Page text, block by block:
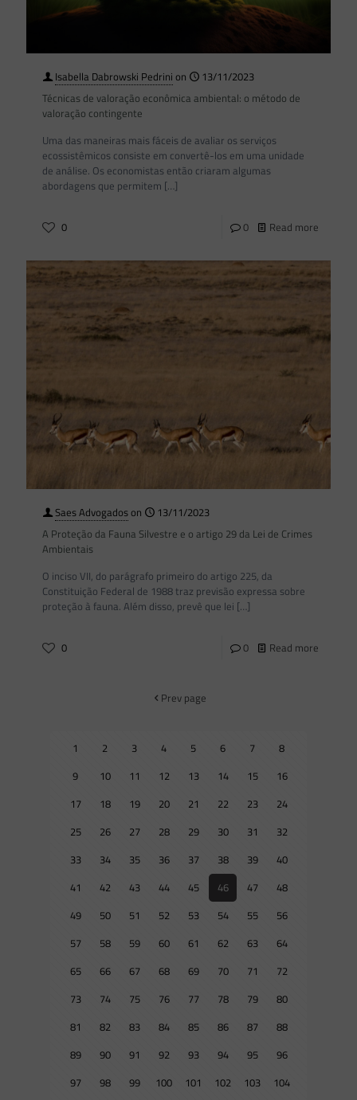
Isabella Dabrowski Pedrini on
13/11/2023
Técnicas de valoração econômica ambiental: o método de
valoração contingente
Uma das maneiras mais fáceis de avaliar os serviços
ecossistêmicos consiste em convertê-los em uma unidade
de análise. Os economistas então criaram algumas
abordagens que permitem […]
0 0 Read more
Saes Advogadoson
13/11/2023
A Proteção da Fauna Silvestre e o artigo 29 da Lei de Crimes
Ambientais
O inciso VII, do parágrafo primeiro do artigo 225, da
Constituição Federal de 1988 traz previsão expressa sobre
proteção à fauna. Além disso, prevê que lei […]
0 0 Read more
Prev page
1 2 3 4 5 6 7
8
9
10 11 12 13 14 15
16
17
18 19 20 21 22 23
24
25
26 27 28 29 30 31
32
33
34 35 36 37 38 39
40
41
42 43 44 45 46 47
48
49
50 51 52 53 54 55
56
57
58 59 60 61 62 63
64
65
66 67 68 69 70 71
72
73
74 75 76 77 78 79
80
81
82 83 84 85 86 87
88
89
90 91 92 93 94 95
96
97
98 99 100 101 102 103
104